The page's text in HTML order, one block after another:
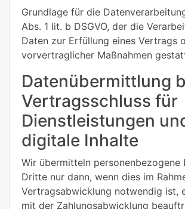
Grundlage für die
Abs. 1 lit. b DSGVO, der die
Daten zur Erfüllung eines Vertrags
vorvertraglicher Maßnahmen
Datenübermittlung
Vertragsschluss für
Dienstleistungen
digitale Inhalte
Wir übermitteln personenbezogene
Dritte nur dann, wenn dies im
Vertragsabwicklung notwendig ist,
mit der Zahlungsabwicklung